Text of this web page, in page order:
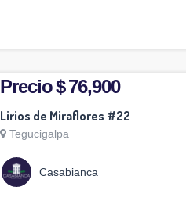
Precio $ 76,900
Lirios de Miraflores #22
Tegucigalpa
Casabianca